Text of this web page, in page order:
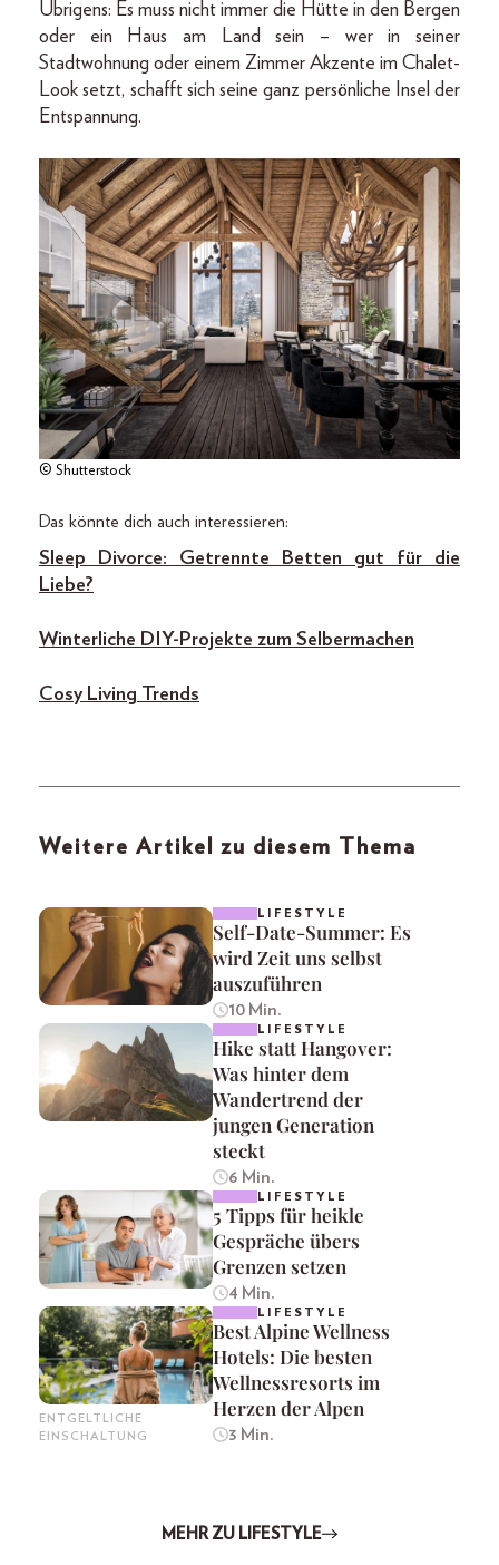
Übrigens: Es muss nicht immer die Hütte in den Bergen
oder ein Haus am Land sein – wer in seiner
Stadtwohnung oder einem Zimmer Akzente im Chalet-
Look setzt, schafft sich seine ganz persönliche Insel der
Entspannung.
© Shutterstock
Das könnte dich auch interessieren:
Sleep Divorce: Getrennte Betten gut für die
Liebe?
Winterliche DIY-Projekte zum Selbermachen
Cosy Living Trends
Weitere Artikel zu diesem Thema
LIFESTYLE
Self-Date-Summer: Es
wird Zeit uns selbst
auszuführen
10 Min.
LIFESTYLE
Hike statt Hangover:
Was hinter dem
Wandertrend der
jungen Generation
steckt
6 Min.
LIFESTYLE
5 Tipps für heikle
Gespräche übers
Grenzen setzen
4 Min.
ENTGELTLICHE
EINSCHALTUNG
LIFESTYLE
Best Alpine Wellness
Hotels: Die besten
Wellnessresorts im
Herzen der Alpen
3 Min.
MEHR ZU LIFESTYLE